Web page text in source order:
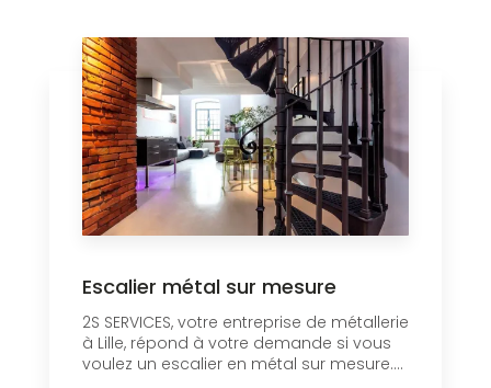
Escalier métal sur mesure
2S SERVICES, votre entreprise de métallerie
à Lille, répond à votre demande si vous
voulez un escalier en métal sur mesure....